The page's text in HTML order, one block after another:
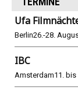
Ufa
Berlin26.-28.
IBC
Amsterdam11.